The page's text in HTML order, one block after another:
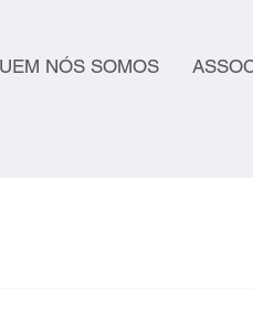
NÓS SOMOS